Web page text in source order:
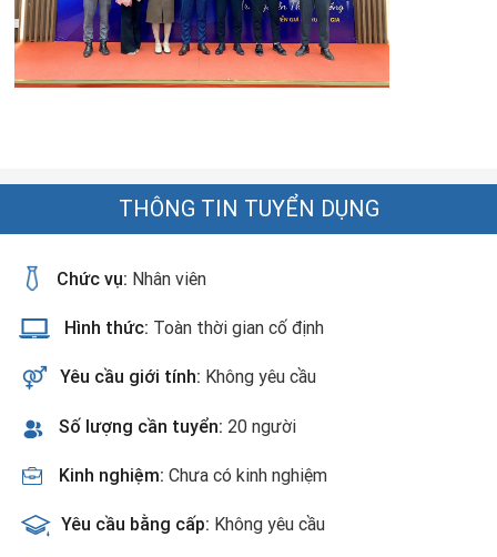
THÔNG TIN TUYỂN DỤNG
Chức vụ: Nhân viên
Hình thức: Toàn thời gian cố định
Yêu cầu giới tính: Không yêu cầu
Số lượng cần tuyển: 20 người
Kinh nghiệm: Chưa có kinh nghiệm
Yêu cầu bằng cấp: Không yêu cầu